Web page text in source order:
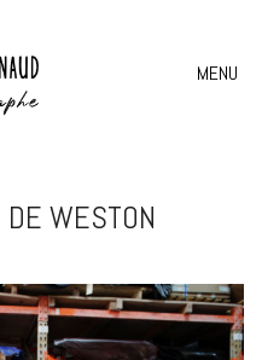
MENU
WESTON